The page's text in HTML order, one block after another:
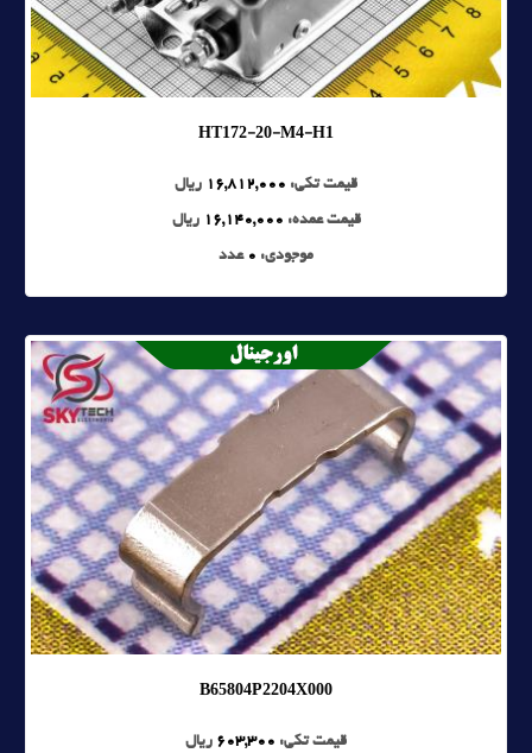
HT172-20-M4-H1
قیمت تکی: 16,812,000 ریال
قیمت عمده: 16,140,000 ریال
موجودی: 0 عدد
B65804P2204X000
قیمت تکی: 603,300 ریال